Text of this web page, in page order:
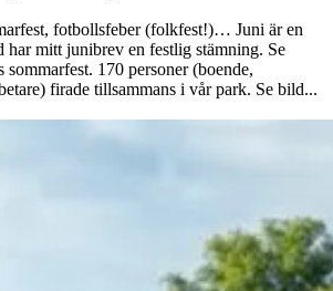
fotbollsfeber (folkfest!)… Juni är en
har mitt junibrev en festlig stämning. Se
sommarfest. 170 personer (boende,
firade tillsammans i vår park. Se bild...